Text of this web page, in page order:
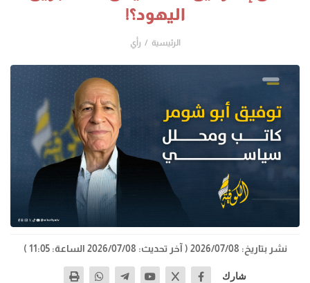
اليهود؟!
الرئيسية رأي
نشر بتاريخ: 2026/07/08 ( آخر تحديث: 2026/07/08 الساعة: 11:05 )
شارك